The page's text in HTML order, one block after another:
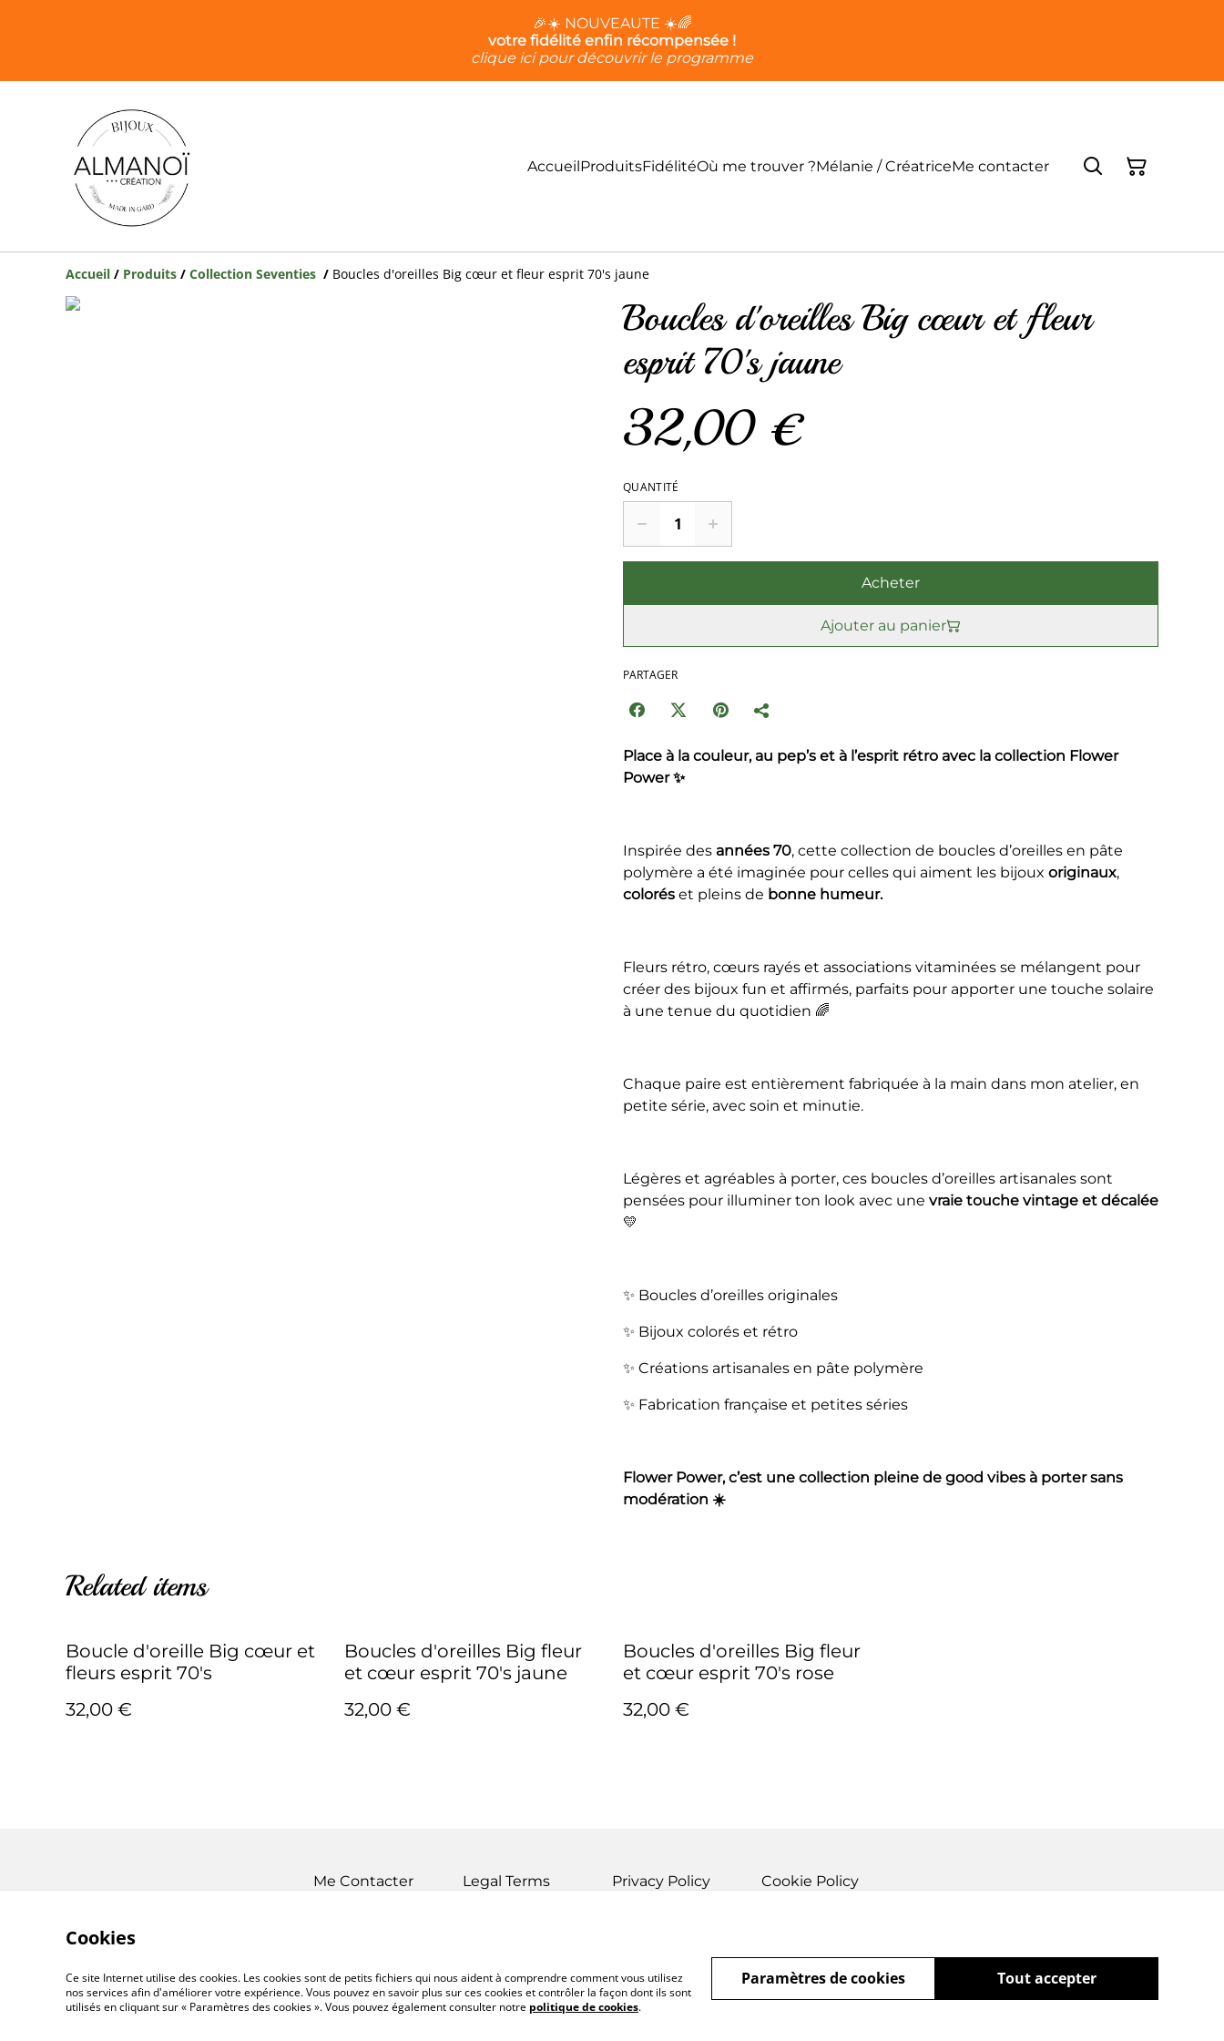
🎉☀️ NOUVEAUTE ☀️🌈
votre fidélité enfin récompensée !
clique ici pour découvrir le programme
AccueilProduitsFidélitéOù me trouver ?Mélanie / CréatriceMe contacter
Accueil / Produits / Collection Seventies / Boucles d'oreilles Big cœur et fleur esprit 70's jaune
Boucles d'oreilles Big cœur et fleur
esprit 70's jaune
32,00 €
QUANTITÉ
Acheter
Ajouter au panier
PARTAGER
Place à la couleur, au pep’s et à l’esprit rétro avec la collection Flower
Power ✨
Inspirée des années 70, cette collection de boucles d’oreilles en pâte
polymère a été imaginée pour celles qui aiment les bijoux originaux,
colorés et pleins de bonne humeur.
Fleurs rétro, cœurs rayés et associations vitaminées se mélangent pour
créer des bijoux fun et affirmés, parfaits pour apporter une touche solaire
à une tenue du quotidien 🌈
Chaque paire est entièrement fabriquée à la main dans mon atelier, en
petite série, avec soin et minutie.
Légères et agréables à porter, ces boucles d’oreilles artisanales sont
pensées pour illuminer ton look avec une vraie touche vintage et décalée
💛
✨ Boucles d’oreilles originales
✨ Bijoux colorés et rétro
✨ Créations artisanales en pâte polymère
✨ Fabrication française et petites séries
Flower Power, c’est une collection pleine de good vibes à porter sans
modération ☀️
Related items
Boucle d'oreille Big cœur et
fleurs esprit 70's
32,00 €
Boucles d'oreilles Big fleur
et cœur esprit 70's jaune
32,00 €
Boucles d'oreilles Big fleur
et cœur esprit 70's rose
32,00 €
Me Contacter Legal Terms Privacy Policy Cookie Policy
©2026 Almanoï Création
Cookies
Ce site Internet utilise des cookies. Les cookies sont de petits fichiers qui nous aident à comprendre comment vous utilisez
nos services afin d'améliorer votre expérience. Vous pouvez en savoir plus sur ces cookies et contrôler la façon dont ils sont
utilisés en cliquant sur « Paramètres des cookies ». Vous pouvez également consulter notre politique de cookies.
Tout accepter
Paramètres de cookies